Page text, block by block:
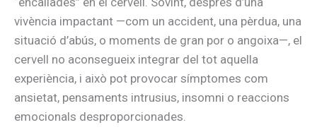
vivència impactant —com un accident, una pèrdua, una
situació d’abús, o moments de gran por o angoixa—, el
cervell no aconsegueix integrar del tot aquella
experiència, i això pot provocar símptomes com
ansietat, pensaments intrusius, insomni o reaccions
emocionals desproporcionades.